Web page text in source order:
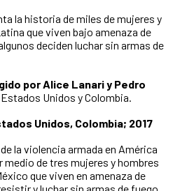
la historia de miles de mujeres y
que viven bajo amenaza de
deciden luchar sin armas de
por Alice Lanari y Pedro
Unidos y Colombia.
Unidos, Colombia; 2017
la violencia armada en América
medio de tres mujeres y hombres
que viven en amenaza de